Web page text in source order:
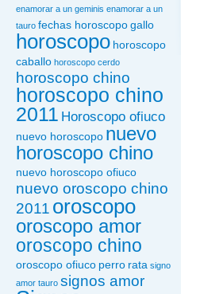
enamorar a un geminis enamorar a un
tauro fechas horoscopogallo
horoscopo horoscopo
caballo horoscopo cerdo
horoscopo chino
horoscopo chino
2011 Horoscopo ofiuco
nuevo horoscopo nuevo
horoscopo chino
nuevo horoscopo ofiuco
nuevo oroscopo chino
2011 oroscopo
oroscopo amor
oroscopo chino
oroscopo ofiuco perro rata signo
amor tauro signos amor